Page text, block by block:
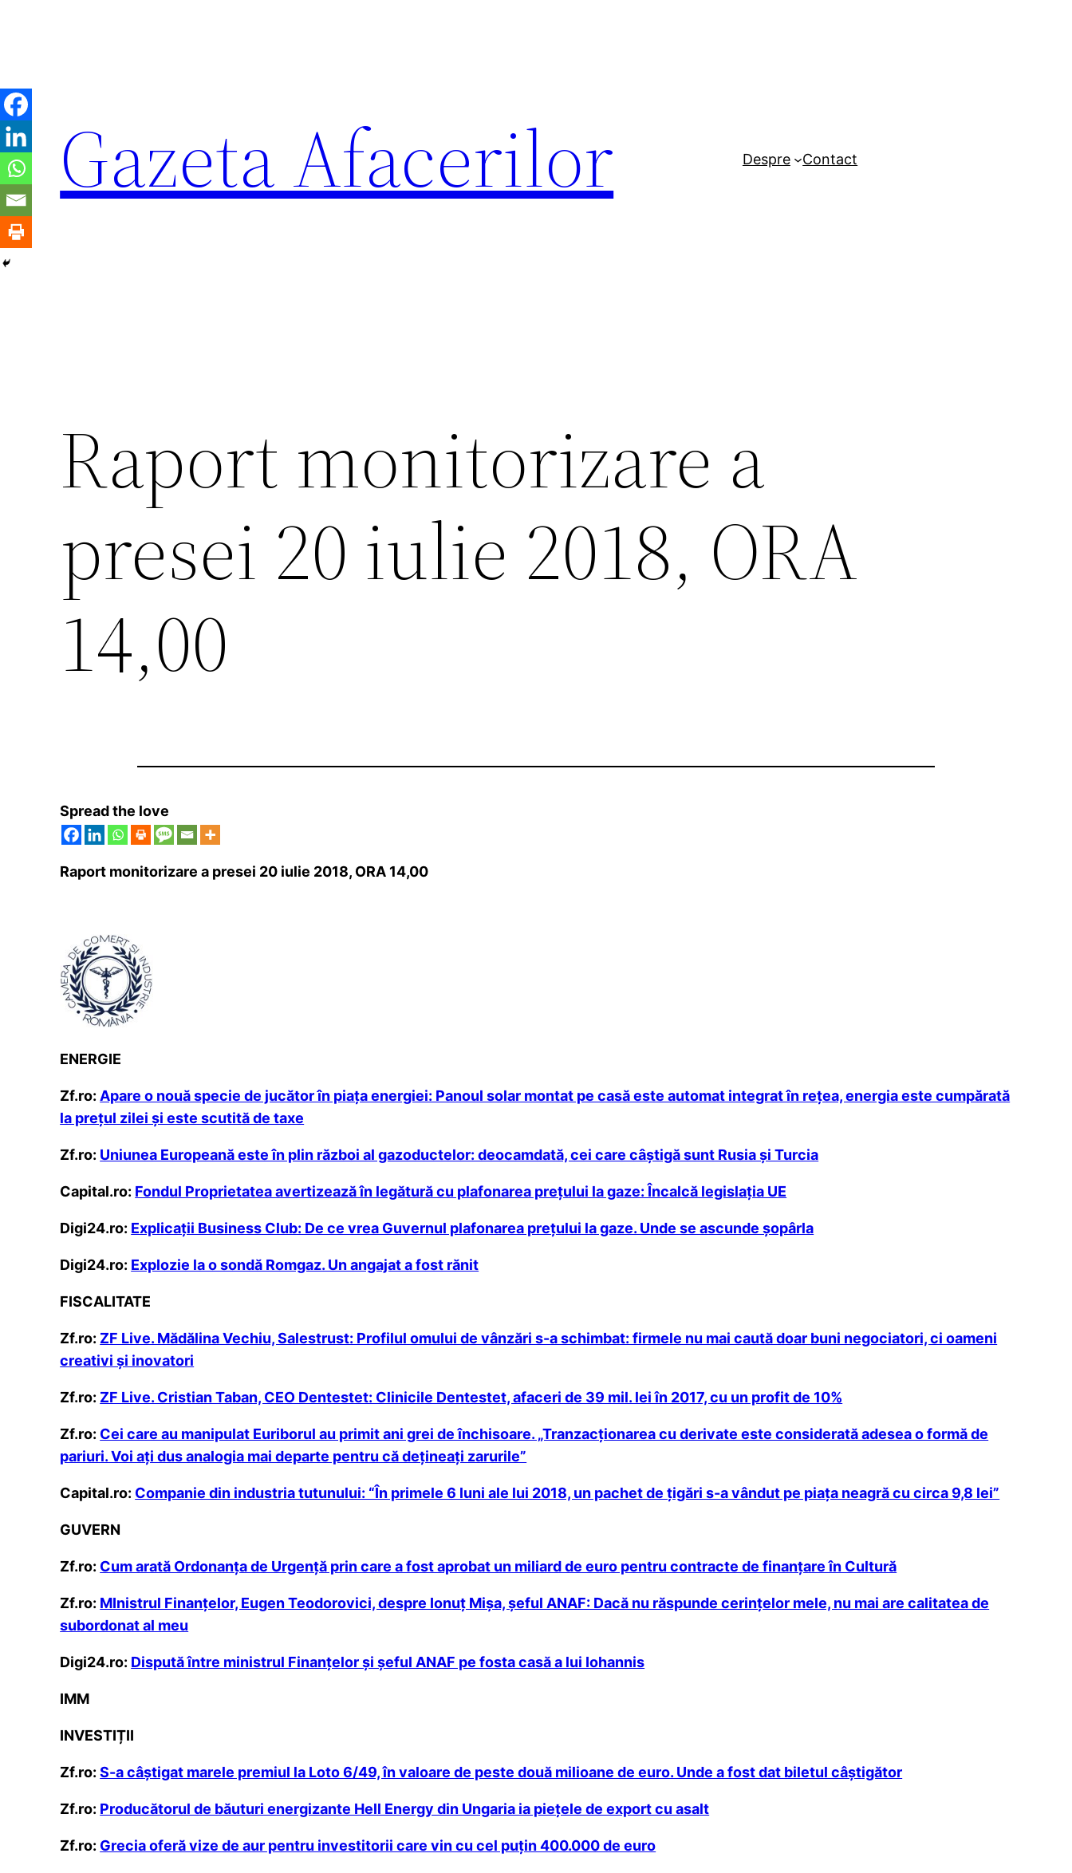
Gazeta Afacerilor Despre Contact
Raport monitorizare a
presei 20 iulie 2018, ORA
14,00
Spread the love
Raport monitorizare a presei 20 iulie 2018, ORA 14,00
ENERGIE
Zf.ro: Apare o nouă specie de jucător în piaţa energiei: Panoul solar montat pe casă este automat integrat în reţea, energia este cumpărată
la preţul zilei şi este scutită de taxe
Zf.ro: Uniunea Europeană este în plin război al gazoductelor: deocamdată, cei care câştigă sunt Rusia şi Turcia
Capital.ro: Fondul Proprietatea avertizează în legătură cu plafonarea preţului la gaze: Încalcă legislaţia UE
Digi24.ro: Explicații Business Club: De ce vrea Guvernul plafonarea prețului la gaze. Unde se ascunde șopârla
Digi24.ro: Explozie la o sondă Romgaz. Un angajat a fost rănit
FISCALITATE
Zf.ro: ZF Live. Mădălina Vechiu, Salestrust: Profilul omului de vânzări s-a schimbat: firmele nu mai caută doar buni negociatori, ci oameni
creativi şi inovatori
Zf.ro: ZF Live. Cristian Taban, CEO Dentestet: Clinicile Dentestet, afaceri de 39 mil. lei în 2017, cu un profit de 10%
Zf.ro: Cei care au manipulat Euriborul au primit ani grei de închisoare. „Tranzacţionarea cu derivate este considerată adesea o formă de
pariuri. Voi aţi dus analogia mai departe pentru că deţineaţi zarurile”
Capital.ro: Companie din industria tutunului: “În primele 6 luni ale lui 2018, un pachet de țigări s-a vândut pe piața neagră cu circa 9,8 lei”
GUVERN
Zf.ro: Cum arată Ordonanţa de Urgenţă prin care a fost aprobat un miliard de euro pentru contracte de finanţare în Cultură
Zf.ro: MInistrul Finanţelor, Eugen Teodorovici, despre Ionuţ Mişa, şeful ANAF: Dacă nu răspunde cerinţelor mele, nu mai are calitatea de
subordonat al meu
Digi24.ro: Dispută între ministrul Finanțelor și șeful ANAF pe fosta casă a lui Iohannis
IMM
INVESTIȚII
Zf.ro:S-a câştigat marele premiul la Loto 6/49, în valoare de peste două milioane de euro. Unde a fost dat biletul câştigător
Zf.ro: Producătorul de băuturi energizante Hell Energy din Ungaria ia pieţele de export cu asalt
Zf.ro: Grecia oferă vize de aur pentru investitorii care vin cu cel puţin 400.000 de euro